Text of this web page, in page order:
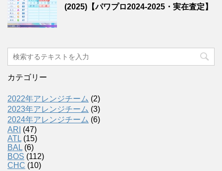
(2025)【パワプロ2024-2025・実在査定】
カテゴリー
2022年アレンジチーム (2)
2023年アレンジチーム (3)
2024年アレンジチーム (6)
ARI (47)
ATL (15)
BAL (6)
BOS (112)
CHC (10)